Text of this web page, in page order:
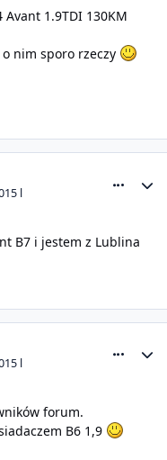
Avant 1.9TDI 130KM
nim sporo rzeczy
15 l
B7 i jestem z Lublina
15 l
forum.
B6 1,9